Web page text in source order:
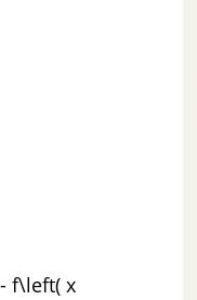
f\left( x